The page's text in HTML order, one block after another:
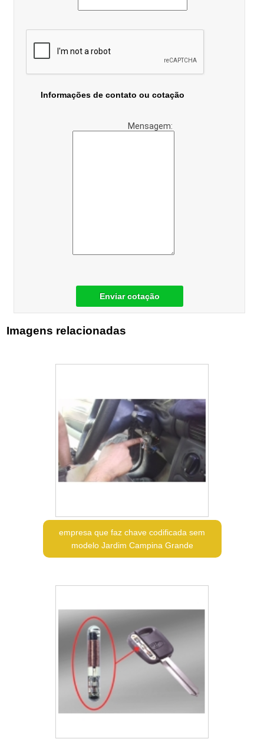
Informações de contato ou cotação
Mensagem:
Enviar cotação
Imagens relacionadas
empresa que faz chave codificada sem
modelo Jardim Campina Grande